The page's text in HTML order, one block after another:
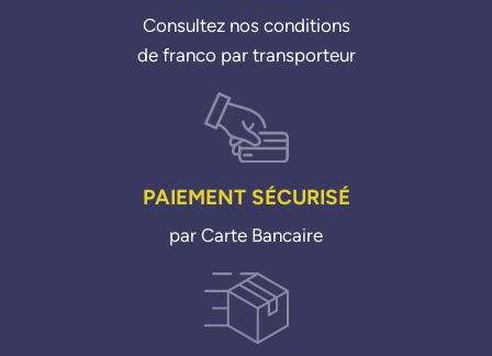
Consultez nos conditions
de franco par transporteur
PAIEMENT SÉCURISÉ
par Carte Bancaire